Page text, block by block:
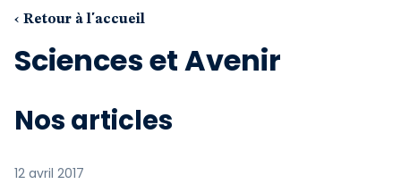
Nos propositions
Notre revue
Boutique
‹ Retour à l'accueil
Sciences et Avenir
Nos articles
12 avril 2017